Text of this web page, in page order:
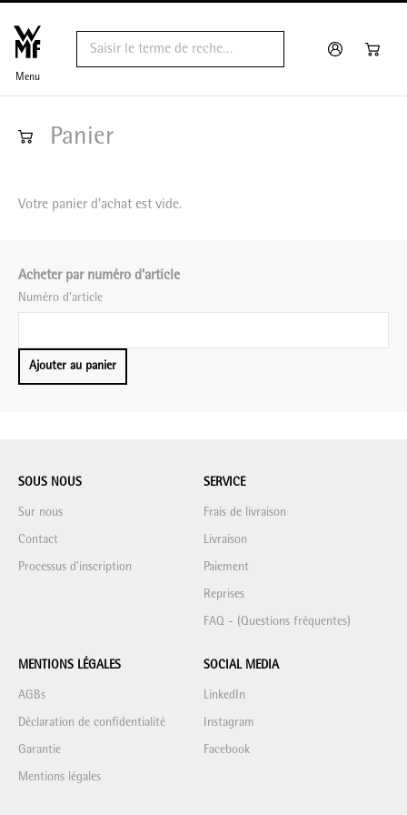
Menu
Panier
Votre panier d'achat est vide.
Acheter par numéro d'article
Numéro d'article
Ajouter au panier
SOUS NOUS
Sur nous
Contact
Processus d'inscription
SERVICE
Frais de livraison
Livraison
Paiement
Reprises
FAQ - (Questions fréquentes)
MENTIONS LÉGALES
AGBs
Déclaration de confidentialité
Garantie
Mentions légales
SOCIAL MEDIA
LinkedIn
Instagram
Facebook